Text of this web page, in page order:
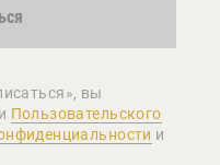
вы
Пользовательского
и